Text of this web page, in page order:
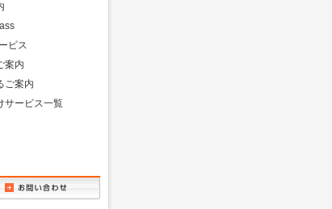
ビス
案内
ご案内
サービス一覧